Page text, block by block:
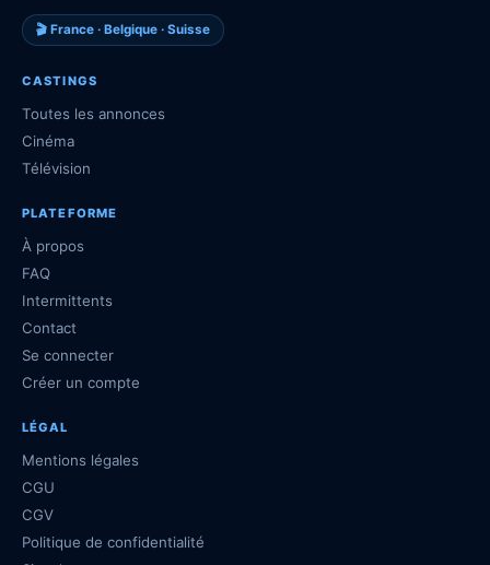
🎬 France · Belgique · Suisse
CASTINGS
Toutes les annonces
Cinéma
Télévision
PLATEFORME
À propos
FAQ
Intermittents
Contact
Se connecter
Créer un compte
LÉGAL
Mentions légales
CGU
CGV
Politique de confidentialité